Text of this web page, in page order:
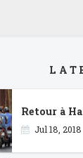
Retour à
Jul 18, 2018